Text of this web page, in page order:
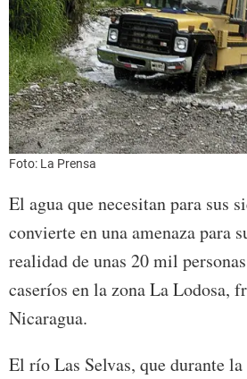
Foto: La Prensa
El agua que necesitan para sus
convierte en una amenaza para
realidad de unas 20 mil
caseríos en la zona La Lodosa,
Nicaragua.
El río Las Selvas, que durante la